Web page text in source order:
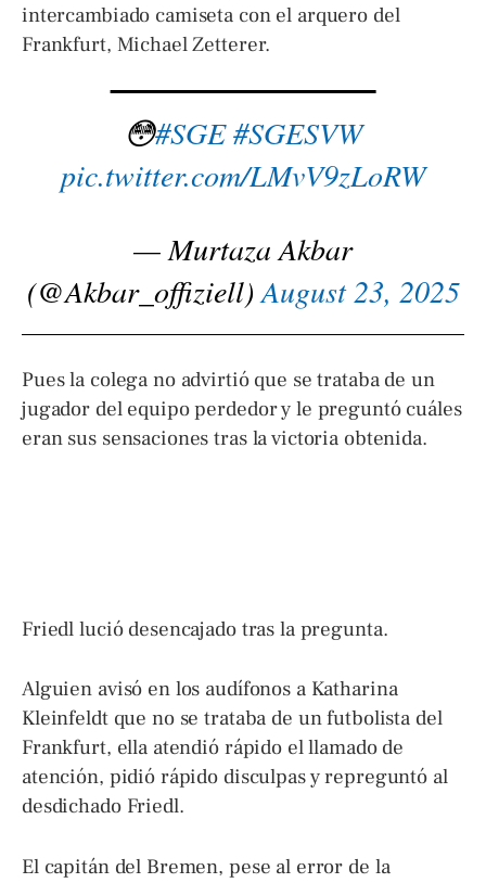
intercambiado camiseta con el arquero del
Frankfurt, Michael Zetterer.
😳#SGE#SGESVW
pic.twitter.com/LMvV9zLoRW
— Murtaza Akbar
(@Akbar_offiziell) August 23, 2025
Pues la colega no advirtió que se trataba de un
jugador del equipo perdedor y le preguntó cuáles
eran sus sensaciones tras la victoria obtenida.
Friedl lució desencajado tras la pregunta.
Alguien avisó en los audífonos a Katharina
Kleinfeldt que no se trataba de un futbolista del
Frankfurt, ella atendió rápido el llamado de
atención, pidió rápido disculpas y repreguntó al
desdichado Friedl.
El capitán del Bremen, pese al error de la